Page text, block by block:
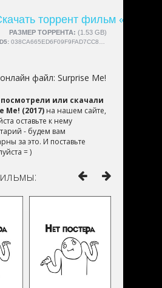
торрент фильм
РАЗМЕР ТОРРЕНТА: (1.53 GB)
4189
038CA665ED6F09F9FAD7CC84F3B86DED
файл: Surprise Me!
посмотрели или скачали
Me! (2017) на нашем сайте,
оставьте к нему
- будем вам
за это. И поставьте
= )